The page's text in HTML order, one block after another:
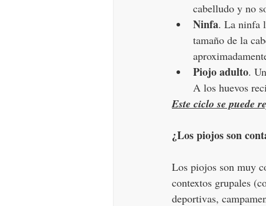
cabelludo y no
Ninfa. La ninfa
tamaño de la
Piojo adulto.
A los huevos
Este ciclo se puede
¿Los piojos son
Los piojos son muy
contextos grupales
deportivas,